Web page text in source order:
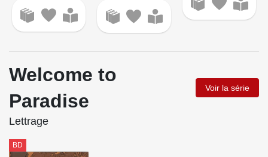
Welcome to
Paradise
Voir la série
Lettrage
BD